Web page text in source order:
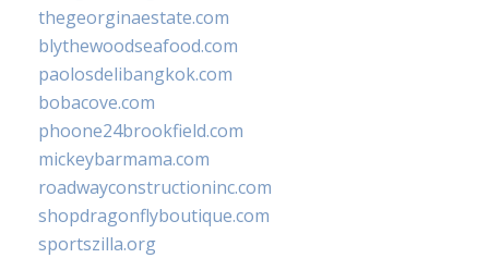
thegeorginaestate.com
blythewoodseafood.com
paolosdelibangkok.com
bobacove.com
phoone24brookfield.com
mickeybarmama.com
roadwayconstructioninc.com
shopdragonflyboutique.com
sportszilla.org